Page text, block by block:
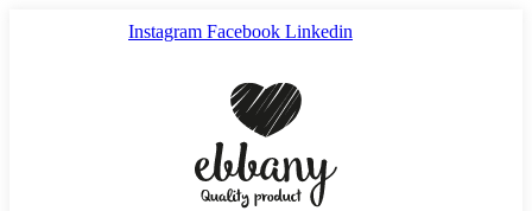
Instagram Facebook Linkedin